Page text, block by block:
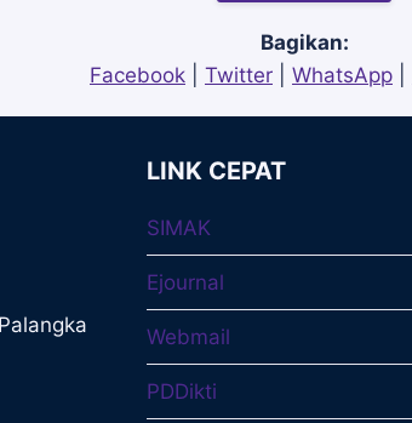
Bagikan:
Facebook
Twitter WhatsApp
LINK CEPAT
SIMAK
Ejournal
Webmail
PDDikti